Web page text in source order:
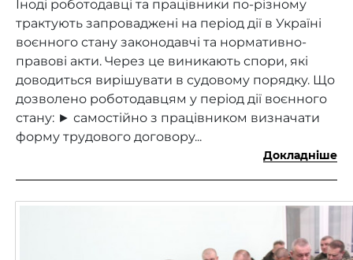
Іноді роботодавці та працівники по-різному
трактують запроваджені на період дії в Україні
воєнного стану законодавчі та нормативно-
правові акти. Через це виникають спори, які
доводиться вирішувати в судовому порядку. Що
дозволено роботодавцям у період дії воєнного
стану: ► самостійно з працівником визначати
форму трудового договору...
Докладніше